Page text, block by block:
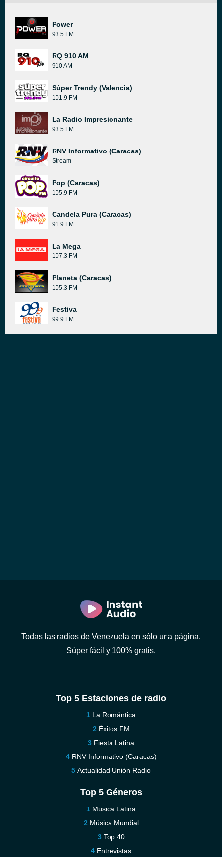
Power
93.5 FM
RQ 910 AM
910 AM
Súper Trendy (Valencia)
101.9 FM
La Radio Impresionante
93.5 FM
RNV Informativo (Caracas)
Stream
Pop (Caracas)
105.9 FM
Candela Pura (Caracas)
91.9 FM
La Mega
107.3 FM
Planeta (Caracas)
105.3 FM
Festiva
99.9 FM
Todas las radios de Venezuela en sólo una página.
Súper fácil y 100% gratis.
Top 5 Estaciones de radio
La Romántica
Éxitos FM
Fiesta Latina
RNV Informativo (Caracas)
Actualidad Unión Radio
Top 5 Géneros
Música Latina
Música Mundial
Top 40
Entrevistas